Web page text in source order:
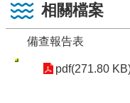
相關檔案
備查報告表
pdf(271.80